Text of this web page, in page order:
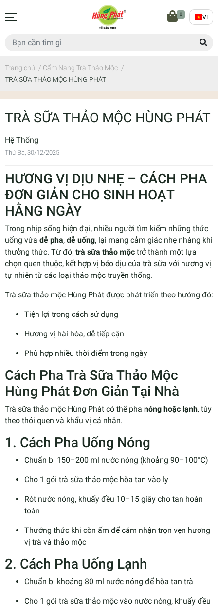
0 VI
Trang chủ / Cẩm Nang Trà Thảo Mộc /
TRÀ SỮA THẢO MỘC HÙNG PHÁT
TRÀ SỮA THẢO MỘC HÙNG PHÁT
Hệ Thống
Thứ Ba, 30/12/2025
HƯƠNG VỊ DỊU NHẸ – CÁCH PHA
ĐƠN GIẢN CHO SINH HOẠT
HẰNG NGÀY
Trong nhịp sống hiện đại, nhiều người tìm kiếm những thức
uống vừa dễ pha, dễ uống, lại mang cảm giác nhẹ nhàng khi
thưởng thức. Từ đó, trà sữa thảo mộc trở thành một lựa
chọn quen thuộc, kết hợp vị béo dịu của trà sữa với hương vị
tự nhiên từ các loại thảo mộc truyền thống.
Trà sữa thảo mộc Hùng Phát được phát triển theo hướng đó:
Tiện lợi trong cách sử dụng
Hương vị hài hòa, dễ tiếp cận
Phù hợp nhiều thời điểm trong ngày
Cách Pha Trà Sữa Thảo Mộc
Hùng Phát Đơn Giản Tại Nhà
Trà sữa thảo mộc Hùng Phát có thể pha nóng hoặc lạnh, tùy
theo thói quen và khẩu vị cá nhân.
1. Cách Pha Uống Nóng
Chuẩn bị 150–200 ml nước nóng (khoảng 90–100°C)
Cho 1 gói trà sữa thảo mộc hòa tan vào ly
Rót nước nóng, khuấy đều 10–15 giây cho tan hoàn
toàn
Thưởng thức khi còn ấm để cảm nhận trọn vẹn hương
vị trà và thảo mộc
2. Cách Pha Uống Lạnh
Chuẩn bị khoảng 80 ml nước nóng để hòa tan trà
Cho 1 gói trà sữa thảo mộc vào nước nóng, khuấy đều